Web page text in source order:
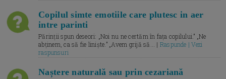
Copilul simte emotiile care plutesc in aer
intre parinti
Părinții spun deseori: „Noi nu ne certăm în fața copilului.” „Ne
abținem, ca să fie liniște.” „Avem grijă să... | Raspunde | Vezi
raspunsuri
Naștere naturală sau prin cezariană